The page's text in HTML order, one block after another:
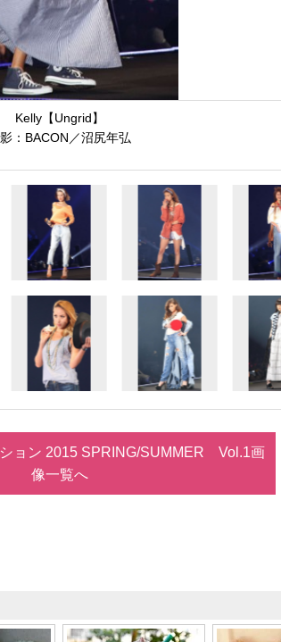
Kelly【Ungrid】
：BACON／沼尻年弘
ョン 2015 SPRING/SUMMER Vol.1画
像一覧へ